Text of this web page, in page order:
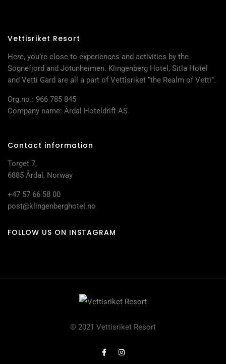
Vettisriket Resort
Here, you’re close to experiences and activities by the
Sognefjord and Jotunheimen. Klingenberg Hotel, Sitla Hotel
and Vetti Gard are all a part of Vettisriket “the Realm of Vetti”.
Org.no.: 966 785 845
Company name: Årdal Hoteldrift AS
Contact information
Torget 7,
6885 Årdal, Norway
+47 57 66 58 00
post@klingenberghotel.no
FOLLOW US ON INSTAGRAM
© 2021 Vettisriket Resort